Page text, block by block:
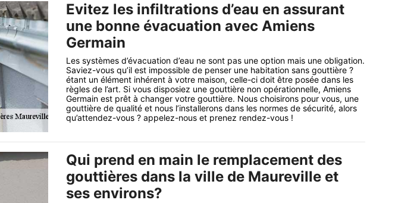
Evitez les infiltrations d’eau en assurant
une bonne évacuation avec Amiens
Germain
Les systèmes d’évacuation d’eau ne sont pas une option mais une obligation.
Saviez-vous qu’il est impossible de penser une habitation sans gouttière ?
étant un élément inhérent à votre maison, celle-ci doit être posée dans les
règles de l’art. Si vous disposiez une gouttière non opérationnelle, Amiens
Germain est prêt à changer votre gouttière. Nous choisirons pour vous, une
gouttière de qualité et nous l’installerons dans les normes de sécurité, alors
qu’attendez-vous ? appelez-nous et prenez rendez-vous !
Qui prend en main le remplacement des
gouttières dans la ville de Maureville et
ses environs?